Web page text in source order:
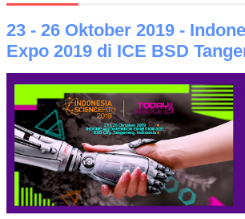
23 - 26 Oktober 2019 -
Expo 2019 di ICE BSD